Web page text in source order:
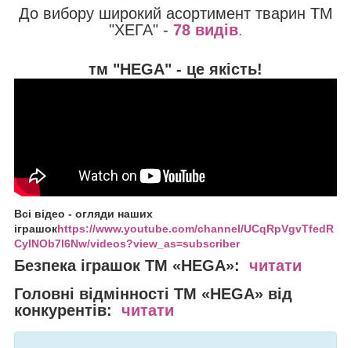
До вибору широкий асортимент тварин ТМ
"ХЕГА" - 78 видів.
тм "HEGA" - це якість!
Всі відео - огляди наших
іграшокhttps://www.youtube.com/channel/UCqRpVgvTfedR
CyINOb7l6Nw/videos?view_as=subscriber
Безпека іграшок ТМ «HEGA»: читати
Головні відмінності ТМ «HEGA» від
конкурентів:
читати